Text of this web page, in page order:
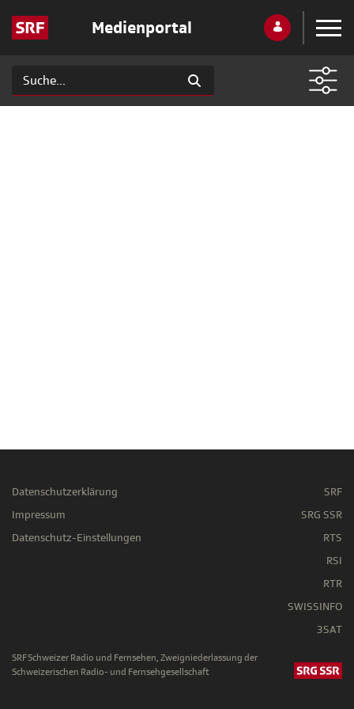
Medienportal
Datenschutzerklärung
Impressum
Datenschutz-Einstellungen
SRF
SRG SSR
RTS
RSI
RTR
SWISSINFO
3SAT
SRF Schweizer Radio und Fernsehen, Zweigniederlassung der
Schweizerischen Radio- und Fernsehgesellschaft